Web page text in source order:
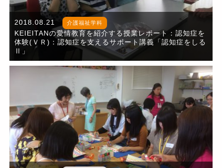
2018.08.21 介護福祉学科
KEIEITANの愛情教育を紹介する授業レポート：認知症を
体験(ＶＲ)：認知症を支えるサポート講義「認知症をしる
Ⅱ」